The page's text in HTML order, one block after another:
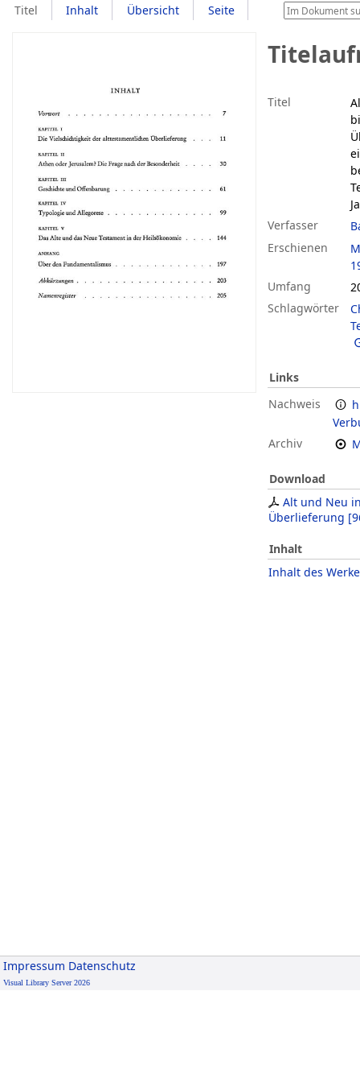
Titel Inhalt Übersicht Seite
Titel
Verfasser
Erschienen
Umfang
Schlagwörter
Links
Nachweis
Archiv
Download
Alt und Neu
Überlieferung [
Inhalt
Inhalt des
Impressum Datenschutz
Visual Library Server 2026